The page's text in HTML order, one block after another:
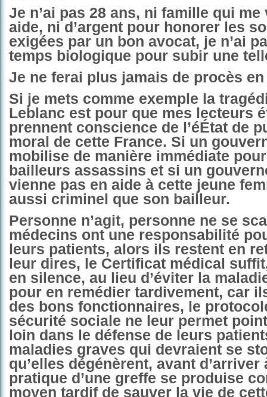
Je n’ai pas 28 ans, ni famille qui me
aide, ni d’argent pour honorer les
exigées par un bon avocat, je n’ai
temps biologique pour subir une
Je ne ferai plus jamais de procès
Si je mets comme exemple la
Leblanc est pour que mes lecteurs
prennent conscience de l’éÉtat de
moral de cette France. Si un
mobilise de manière immédiate
bailleurs assassins et si un
vienne pas en aide à cette jeune
aussi criminel que son bailleur.
Personne n’agit, personne ne se
médecins ont une responsabilité
leurs patients, alors ils restent en
leur dires, le Certificat médical
en silence, au lieu d’éviter la
pour en remédier tardivement, car
des bons fonctionnaires, le
sécurité sociale ne leur permet
loin dans le défense de leurs
maladies graves qui devraient se
qu’elles dégénèrent, avant d’arriver
pratique d’une greffe se produise
moyen tardif de sauver la vie de